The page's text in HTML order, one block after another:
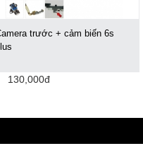
trước + cảm biến 6s
130,000đ